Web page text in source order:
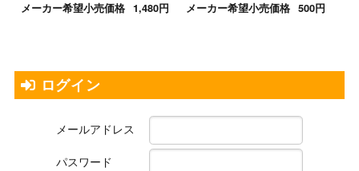
メーカー希望小売価格 1,480円 メーカー希望小売価格 500円
ログイン
メールアドレス
パスワード